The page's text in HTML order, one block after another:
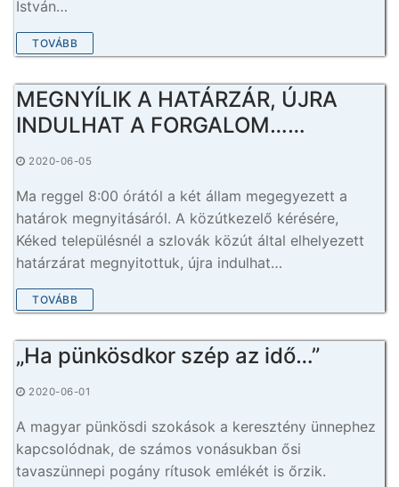
István…
TOVÁBB
MEGNYÍLIK A HATÁRZÁR, ÚJRA
INDULHAT A FORGALOM……
2020-06-05
Ma reggel 8:00 órától a két állam megegyezett a
határok megnyitásáról. A közútkezelő kérésére,
Kéked településnél a szlovák közút által elhelyezett
határzárat megnyitottuk, újra indulhat…
TOVÁBB
„Ha pünkösdkor szép az idő…”
2020-06-01
A magyar pünkösdi szokások a keresztény ünnephez
kapcsolódnak, de számos vonásukban ősi
tavaszünnepi pogány rítusok emlékét is őrzik.